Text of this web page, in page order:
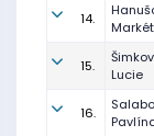
14.
15.
Lucie
16.